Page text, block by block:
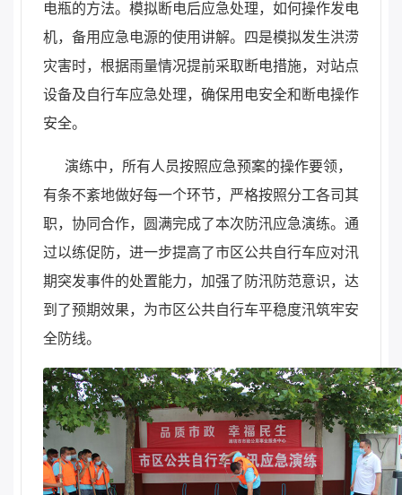
电瓶的方法。模拟断电后应急处理，如何操作发电
机，备用应急电源的使用讲解。四是模拟发生洪涝
灾害时，根据雨量情况提前采取断电措施，对站点
设备及自行车应急处理，确保用电安全和断电操作
安全。
演练中，所有人员按照应急预案的操作要领，
有条不紊地做好每一个环节，严格按照分工各司其
职，协同合作，圆满完成了本次防汛应急演练。通
过以练促防，进一步提高了市区公共自行车应对汛
期突发事件的处置能力，加强了防汛防范意识，达
到了预期效果，为市区公共自行车平稳度汛筑牢安
全防线。